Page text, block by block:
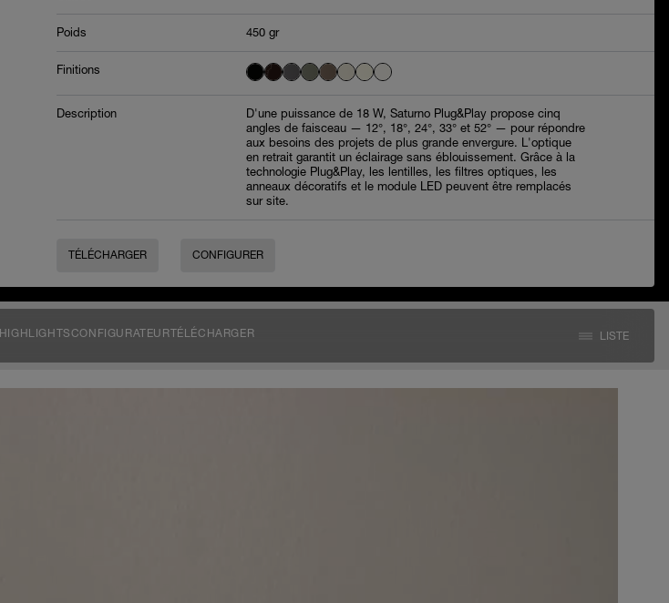
Poids 450 gr
Finitions
Description
D'une puissance de 18 W, Saturno Plug&Play propose cinq
angles de faisceau — 12°, 18°, 24°, 33° et 52° — pour répondre
aux besoins des projets de plus grande envergure. L'optique
en retrait garantit un éclairage sans éblouissement. Grâce à la
technologie Plug&Play, les lentilles, les filtres optiques, les
anneaux décoratifs et le module LED peuvent être remplacés
sur site.
TÉLÉCHARGER CONFIGURER
HIGHLIGHTSCONFIGURATEURTÉLÉCHARGER LISTE